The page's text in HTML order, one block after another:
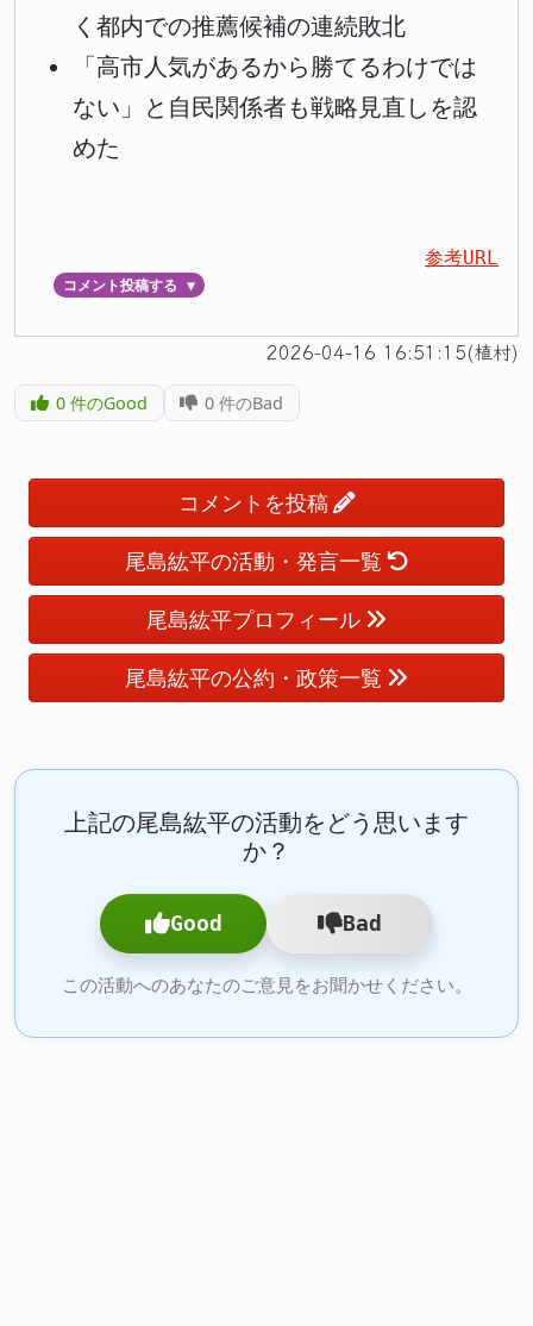
く都内での推薦候補の連続敗北
「高市人気があるから勝てるわけでは
ない」と自民関係者も戦略見直しを認
めた
参考URL
コメント投稿する ▼
2026-04-16 16:51:15(植村)
0件のGood 0 件のBad
コメントを投稿
尾島紘平の活動・発言一覧
尾島紘平プロフィール
尾島紘平の公約・政策一覧
上記の尾島紘平の活動をどう思います
か？
Good Bad
この活動へのあなたのご意見をお聞かせください。